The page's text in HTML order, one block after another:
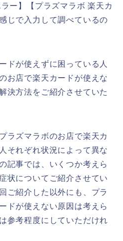
ー】【プラズマラボ 楽天カ
じで入力して調べているの
ドが使えずに困っている人
お店で楽天カードが使えな
決方法をご紹介させていた
ラズマラボのお店で楽天カ
それぞれ状況によって異な
記事では、いくつか考えら
状についてご紹介させてい
ご紹介した以外にも、プラ
ドが使えない原因は考えら
参考程度にしていただけれ